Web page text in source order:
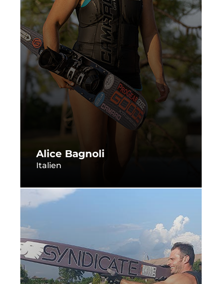
Alice Bagnoli
Italien